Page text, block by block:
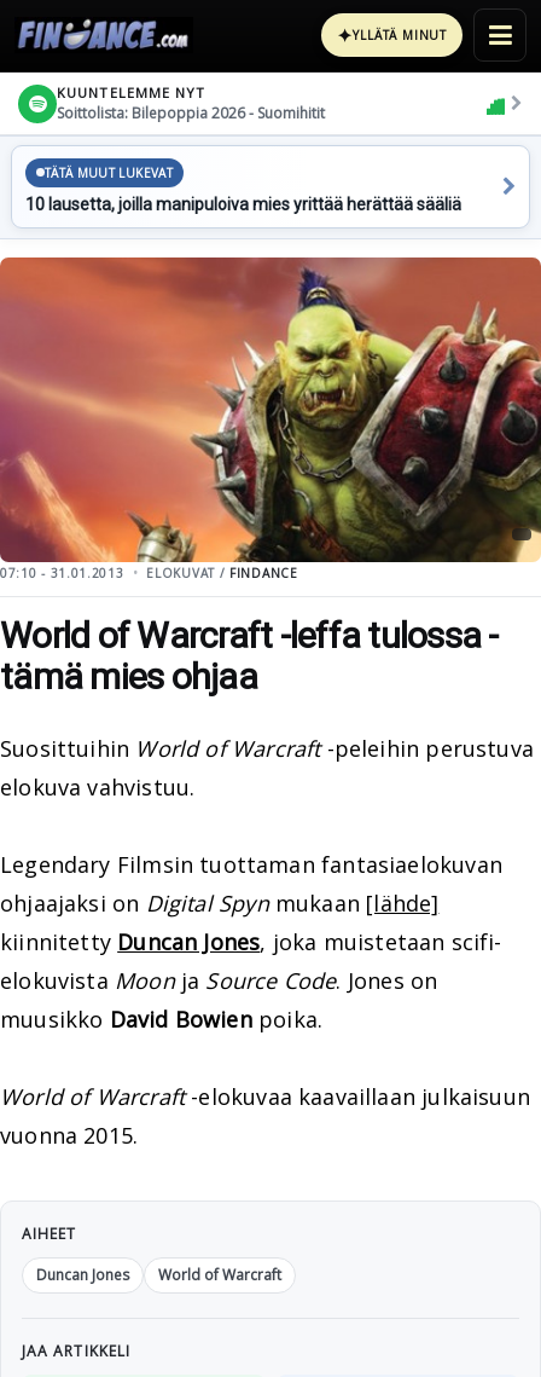
✦YLLÄTÄ MINUT
KUUNTELEMME NYT
Soittolista: Bilepoppia 2026 - Suomihitit
TÄTÄ MUUT LUKEVAT
10 lausetta, joilla manipuloiva mies yrittää herättää sääliä
07:10 - 31.01.2013 ELOKUVAT / FINDANCE
World of Warcraft -leffa tulossa -
tämä mies ohjaa
Suosittuihin World of Warcraft-peleihin perustuva
elokuva vahvistuu.
Legendary Filmsin tuottaman fantasiaelokuvan
ohjaajaksi on Digital Spynmukaan [lähde]
kiinnitetty Duncan Jones, joka muistetaan scifi-
elokuvista Moonja Source Code. Jones on
muusikko David Bowienpoika.
World of Warcraft-elokuvaa kaavaillaan julkaisuun
vuonna 2015.
AIHEET
Duncan Jones
World of Warcraft
JAA ARTIKKELI